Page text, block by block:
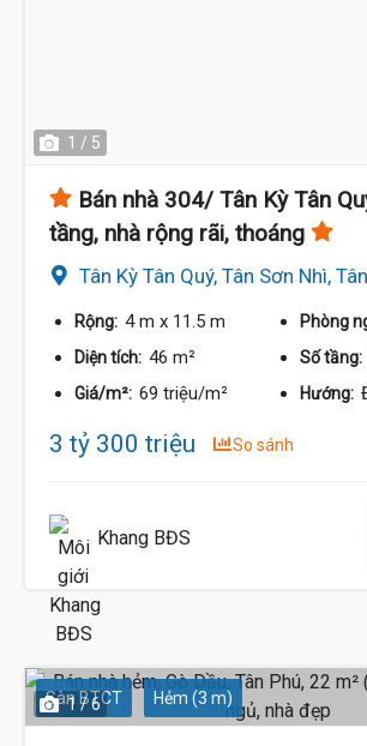
1 / 5
Bán nhà 304/ Tân Kỳ Tân
tầng, nhà rộng rãi, thoáng
Tân Kỳ Tân Quý, Tân Sơn Nhì,
Rộng: 4 m x 11.5 m Phòng
Diện tích: 46 m² Số tầng:
Giá/m²: 69 triệu/m² Hướng:
3 tỷ 300 triệu So sánh
Khang BĐS
Sàn BTCT Hẻm (3 m)
1 / 6